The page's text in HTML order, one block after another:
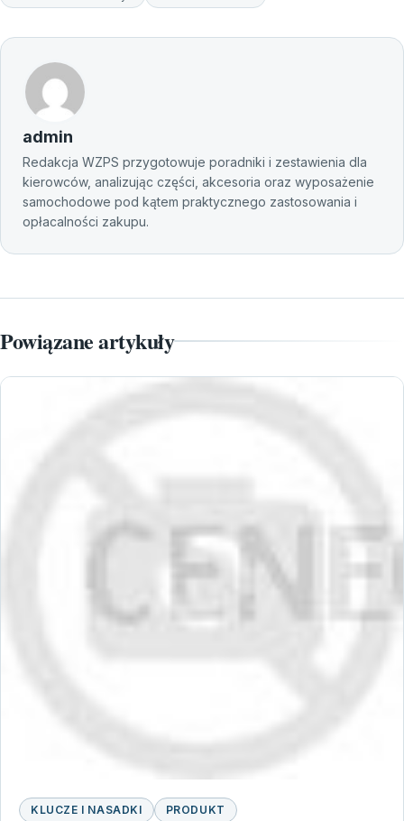
admin
Redakcja WZPS przygotowuje poradniki i zestawienia dla
kierowców, analizując części, akcesoria oraz wyposażenie
samochodowe pod kątem praktycznego zastosowania i
opłacalności zakupu.
Powiązane artykuły
KLUCZE I NASADKI PRODUKT